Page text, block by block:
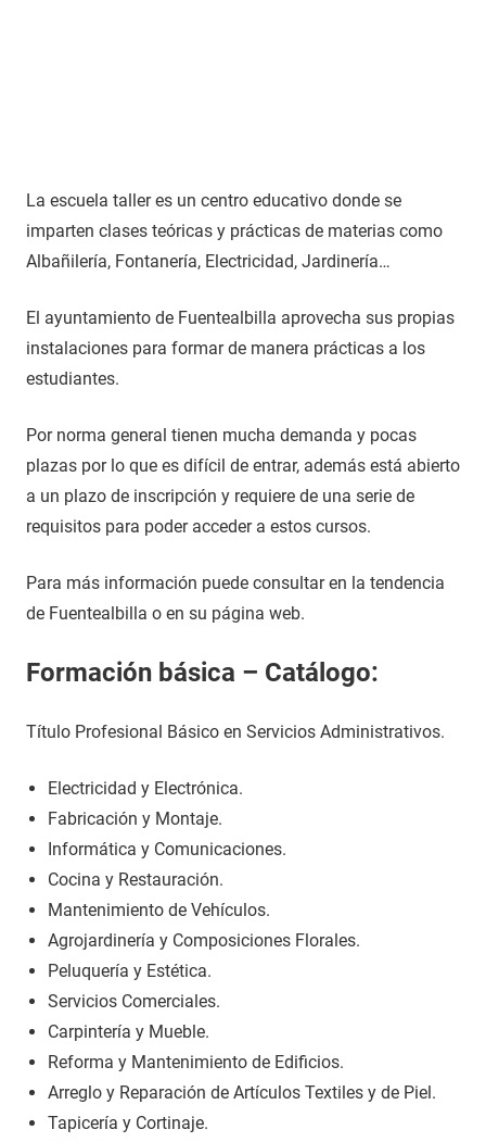
La escuela taller es un centro educativo donde se
imparten clases teóricas y prácticas de materias como
Albañilería, Fontanería, Electricidad, Jardinería…
El ayuntamiento de Fuentealbilla aprovecha sus propias
instalaciones para formar de manera prácticas a los
estudiantes.
Por norma general tienen mucha demanda y pocas
plazas por lo que es difícil de entrar, además está abierto
a un plazo de inscripción y requiere de una serie de
requisitos para poder acceder a estos cursos.
Para más información puede consultar en la tendencia
de Fuentealbilla o en su página web.
Formación básica – Catálogo:
Título Profesional Básico en Servicios Administrativos.
Electricidad y Electrónica.
Fabricación y Montaje.
Informática y Comunicaciones.
Cocina y Restauración.
Mantenimiento de Vehículos.
Agrojardinería y Composiciones Florales.
Peluquería y Estética.
Servicios Comerciales.
Carpintería y Mueble.
Reforma y Mantenimiento de Edificios.
Arreglo y Reparación de Artículos Textiles y de Piel.
Tapicería y Cortinaje.